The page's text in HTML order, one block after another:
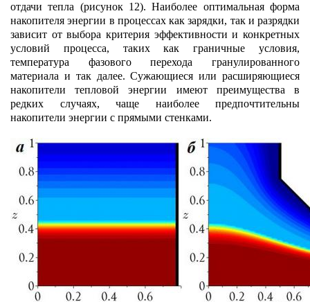
отдачи тепла (рисунок 12). Наиболее оптимальная форма
накопителя энергии в процессах как зарядки, так и разрядки
зависит от выбора критерия эффективности и конкретных
условий процесса, таких как граничные условия,
температура фазового перехода гранулированного
материала и так далее. Сужающиеся или расширяющиеся
накопители тепловой энергии имеют преимущества в
редких случаях, чаще наиболее предпочтительны
накопители энергии с прямыми стенками.